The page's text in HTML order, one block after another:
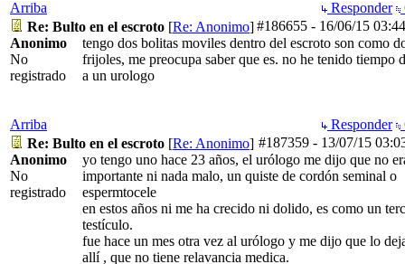
Arriba Responder
#186655 - 16/06/15
Re: Bulto en el escroto [Re: Anonimo]
Anonimo
No
registrado
tengo dos bolitas moviles dentro del escroto son como
frijoles, me preocupa saber que es. no he tenido tiempo
a un urologo
Arriba Responder
#187359 - 13/07/15
Re: Bulto en el escroto [Re: Anonimo]
Anonimo
No
registrado
yo tengo uno hace 23 años, el urólogo me dijo que no
importante ni nada malo, un quiste de cordón seminal o
espermtocele
en estos años ni me ha crecido ni dolido, es como un
testículo.
fue hace un mes otra vez al urólogo y me dijo que lo
allí , que no tiene relavancia medica.